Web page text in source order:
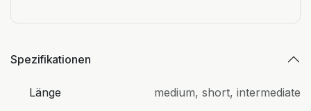
Spezifikationen
Länge medium, short, intermediate